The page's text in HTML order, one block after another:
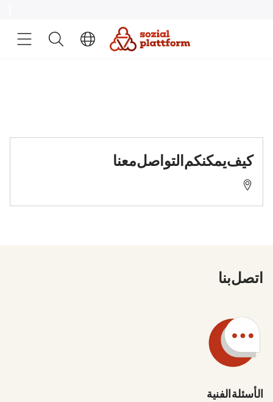
كيف يمكنكم التواصل معنا
اتصل بنا
الأسئلة الفنية